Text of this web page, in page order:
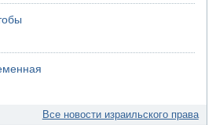
Все новости израильского права